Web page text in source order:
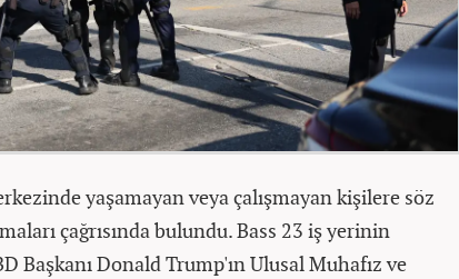
yaşamayan veya çalışmayan kişilere söz
çağrısında bulundu. Bass 23 iş yerinin
Başkanı Donald Trump'ın Ulusal Muhafız ve